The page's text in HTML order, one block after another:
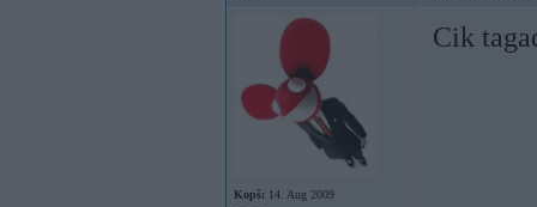
Kopš: 14. Aug 2009
Cik